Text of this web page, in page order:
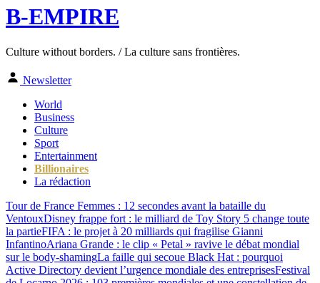
B-EMPIRE
Culture without borders. / La culture sans frontières.
Newsletter
World
Business
Culture
Sport
Entertainment
Billionaires
La rédaction
Tour de France Femmes : 12 secondes avant la bataille du
VentouxDisney frappe fort : le milliard de Toy Story 5 change toute
la partieFIFA : le projet à 20 milliards qui fragilise Gianni
InfantinoAriana Grande : le clip « Petal » ravive le débat mondial
sur le body-shamingLa faille qui secoue Black Hat : pourquoi
Active Directory devient l’urgence mondiale des entreprisesFestival